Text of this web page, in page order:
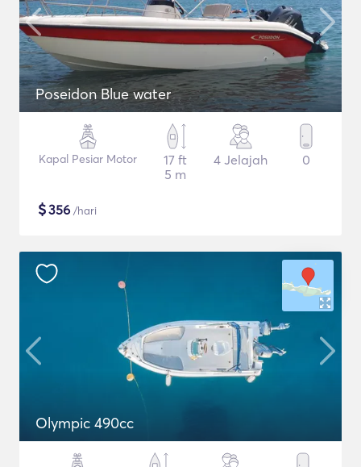
Poseidon Blue water
Kapal Pesiar Motor
17 ft
5 m
4 Jelajah 0
$356 /hari
Olympic 490cc